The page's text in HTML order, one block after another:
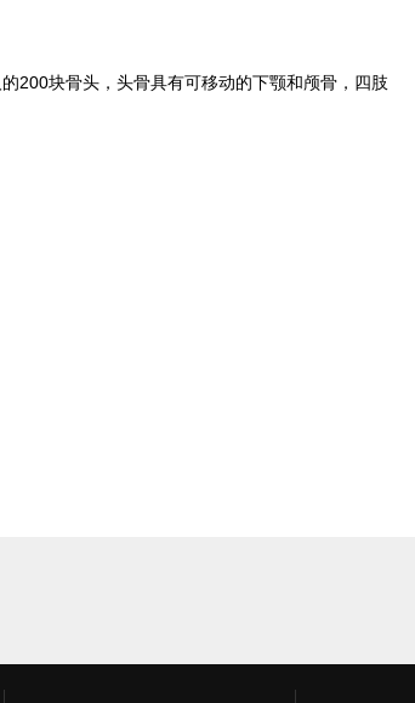
200块骨头，头骨具有可移动的下颚和颅骨，四肢